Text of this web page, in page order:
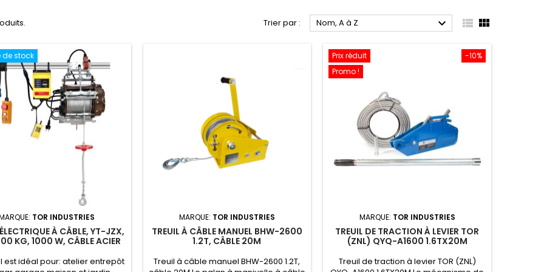
Trier par : Nom, A à Z   
de stock
TOR INDUSTRIES
À CÂBLE, YT-JZX,
KG, 1000 W, CÂBLE ACIER
est idéal pour: atelier entrepôt
MARQUE: TOR INDUSTRIES
TREUIL À CÂBLE MANUEL BHW-2600
1.2T, CÂBLE 20M
Treuil à câble manuel BHW-2600 1.2T,
-10%
Prix réduit
Promo !
MARQUE: TOR INDUSTRIES
TREUIL DE TRACTION À LEVIER TOR
(ZNL) QYQ-A1600 1.6TX20M
Treuil de traction à levier TOR (ZNL)